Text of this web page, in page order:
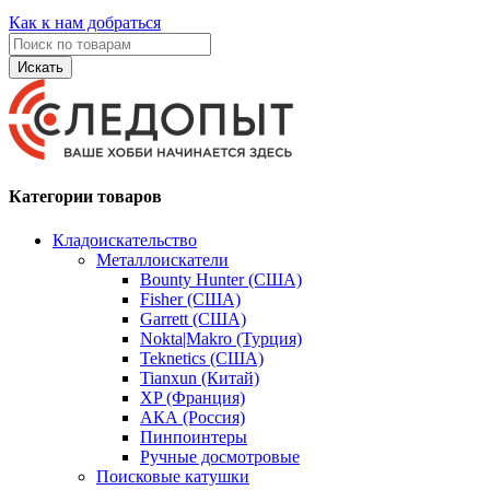
Как к нам добраться
Искать
Категории товаров
Кладоискательство
Металлоискатели
Bounty Hunter (США)
Fisher (США)
Garrett (США)
Nokta|Makro (Турция)
Teknetics (США)
Tianxun (Китай)
XP (Франция)
АКА (Россия)
Пинпоинтеры
Ручные досмотровые
Поисковые катушки